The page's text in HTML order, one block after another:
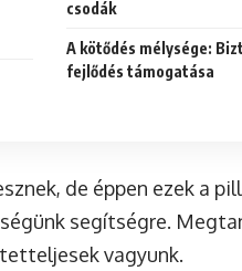
csodák
A kötődés mélysége:
fejlődés támogatása
de éppen ezek a
segítségre.
vagyunk.